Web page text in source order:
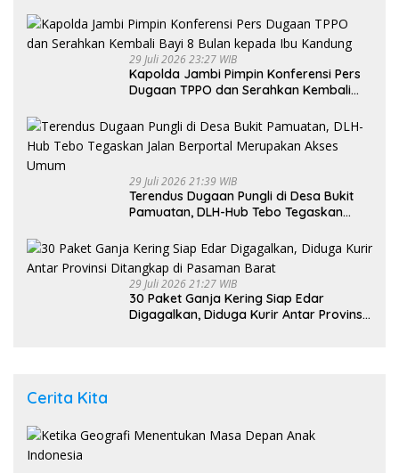
29 Juli 2026 23:27 WIB
Kapolda Jambi Pimpin Konferensi Pers
Dugaan TPPO dan Serahkan Kembali
29 Juli 2026 21:39 WIB
Terendus Dugaan Pungli di Desa Bukit
Pamuatan, DLH-Hub Tebo Tegaskan
Umum
29 Juli 2026 21:27 WIB
30 Paket Ganja Kering Siap Edar
Digagalkan, Diduga Kurir Antar Provinsi
Cerita Kita